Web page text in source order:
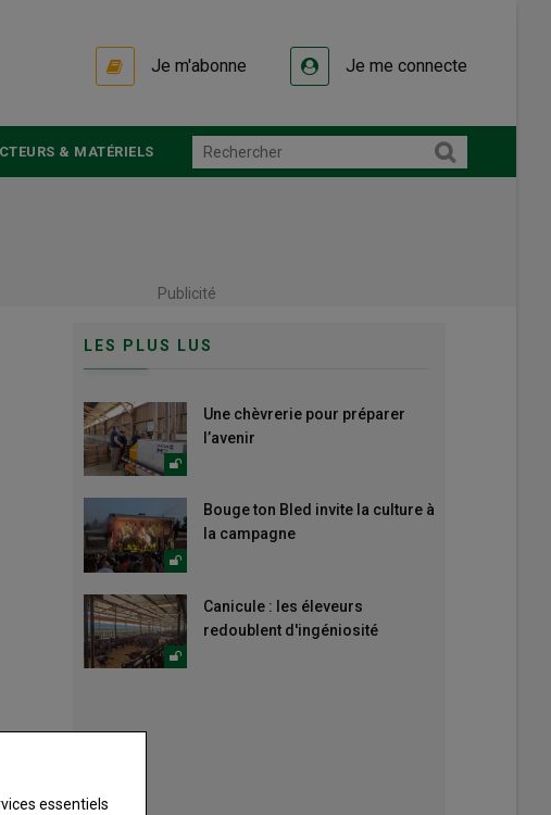
Je m'abonne Je me connecte
& MATÉRIELS
Publicité
LES PLUS LUS
Une chèvrerie pour préparer
l’avenir
Bouge ton Bled invite la culture à
la campagne
Canicule : les éleveurs
redoublent d'ingéniosité
essentiels